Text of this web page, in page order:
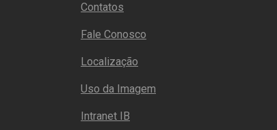
Contatos
Fale Conosco
Localização
Uso da Imagem
Intranet IB